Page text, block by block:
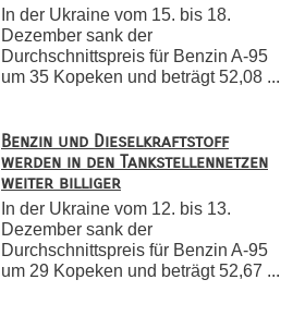
In der Ukraine vom 15. bis 18.
Dezember sank der
Durchschnittspreis für Benzin A-95
um 35 Kopeken und beträgt 52,08 ...
Benzin und Dieselkraftstoff
werden in den Tankstellennetzen
weiter billiger
In der Ukraine vom 12. bis 13.
Dezember sank der
Durchschnittspreis für Benzin A-95
um 29 Kopeken und beträgt 52,67 ...